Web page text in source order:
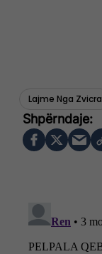
Lajme Nga Zvicra